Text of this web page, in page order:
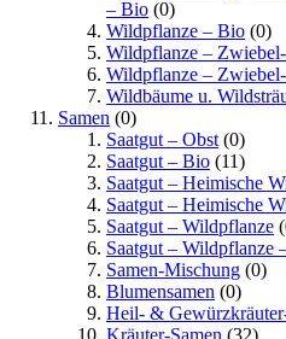
– Bio (0)
Wildpflanze – Bio (0)
Wildpflanze –
Wildpflanze –
Wildbäume u.
Samen (0)
Saatgut – Obst (0)
Saatgut – Bio (11)
Saatgut – Heimische
Saatgut – Heimische
Saatgut – Wildpflanze
Saatgut – Wildpflanze
Samen-Mischung (0)
Blumensamen (0)
Heil- &
Kräuter-Samen (32)